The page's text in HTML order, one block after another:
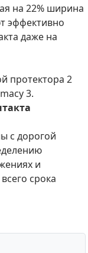
на 22% ширина
эффективно
даже на
протектора 2
3.
с дорогой
и
срока